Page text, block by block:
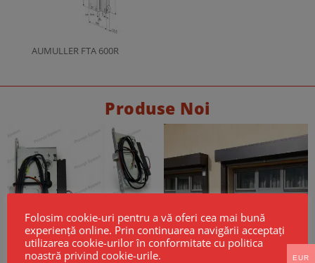
AUMULLER FTA 600R
Produse Noi
Folosim cookie-uri pentru a vă oferi cea mai bună
experiență online. Prin continuarea navigării acceptați
utilizarea cookie-urilor în conformitate cu politica
noastră privind cookie-urile.
EUR